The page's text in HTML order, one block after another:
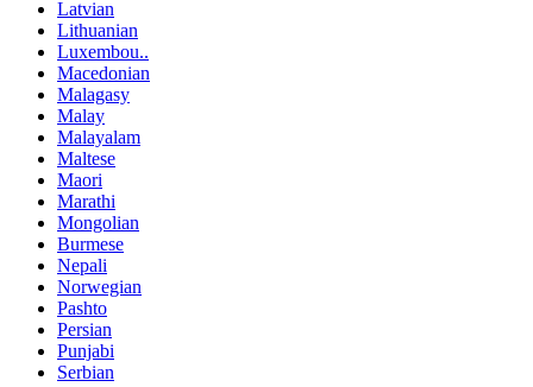
Latvian
Lithuanian
Luxembou..
Macedonian
Malagasy
Malay
Malayalam
Maltese
Maori
Marathi
Mongolian
Burmese
Nepali
Norwegian
Pashto
Persian
Punjabi
Serbian